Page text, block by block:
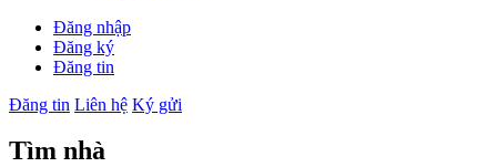
Đăng nhập
Đăng ký
Đăng tin
Đăng tin Liên hệ Ký gửi
Tìm nhà